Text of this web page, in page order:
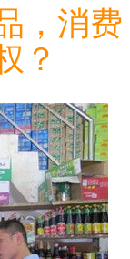
，消费
？